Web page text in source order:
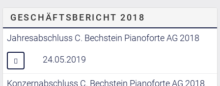
GESCHÄFTSBERICHT 2018
Jahresabschluss C. Bechstein Pianoforte AG 2018
24.05.2019
Konzernabschluss C. Bechstein Pianoforte AG 2018